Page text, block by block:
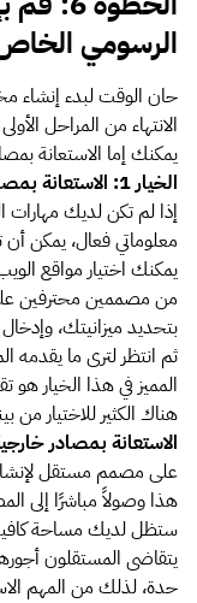
الرسومي
حان الوقت لبدء إنشاء
الانتهاء من المراحل
يمكنك إما الاستعانة
الخيار 1: الاستعانة بمصادر خارجية
إذا لم تكن لديك مهارات
معلوماتي فعال، يمكن أن
يمكنك اختيار مواقع
من مصممين محترفين على
بتحديد ميزانيتك،
ثم انتظر لترى ما يقدمه
المميز في هذا الخيار هو
هناك الكثير للاختيار من
الاستعانة بمصادر
على مصمم مستقل
هذا وصولاً مباشرًا إلى
ستظل لديك مساحة
يتقاضى المستقلون
حدة، لذلك من المهم